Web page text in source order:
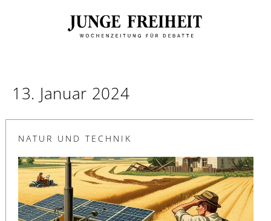
13. Januar 2024
NATUR UND TECHNIK